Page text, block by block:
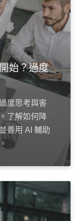
始？過度
度思考與害
了解如何降
善用 AI 輔助